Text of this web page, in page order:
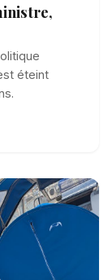
éteint